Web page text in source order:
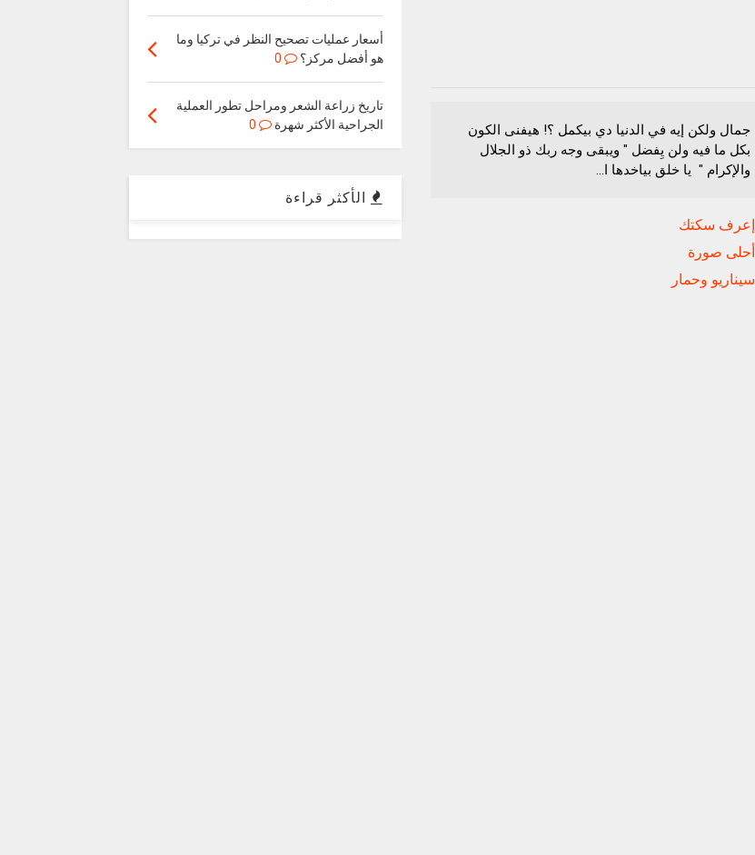
جمال ولكن إيه في الدنيا دي بيكمل ؟! هيفنى الكون
بكل ما فيه ولن يِفضل " ويبقى وجه ربك ذو الجلال
والإكرام " يا خلق بياخدها ا...
إعرف سكتك
أحلى صورة
سيناريو وحمار
أسعار عمليات تصحيح النظر في تركيا وما
هو أفضل مركز؟
0
تاريخ زراعة الشعر ومراحل تطور العملية
الجراحية الأكثر شهرة
0
الأكثر قراءة